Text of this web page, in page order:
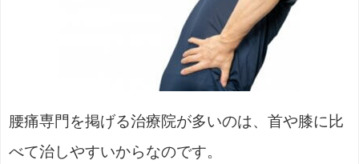
腰痛専門を掲げる治療院が多いのは、首や膝に比
べて治しやすいからなのです。